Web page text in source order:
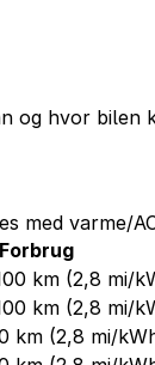
og hvor bilen
med
Forbrug
km (2,8 mi/
km (2,8 mi/
km (2,8 mi/